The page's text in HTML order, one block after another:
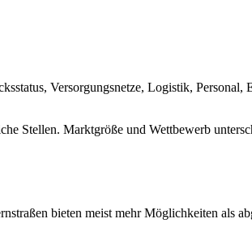
Versorgungsnetze, Logistik,
Stellen. Marktgröße und Wettbewerb
bieten meist mehr Möglichkeiten als